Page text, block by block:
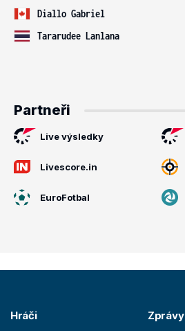
Diallo Gabriel
Tararudee Lanlana
Partneři
Live výsledky
Livescore.in
EuroFotbal
Hráči Zprávy